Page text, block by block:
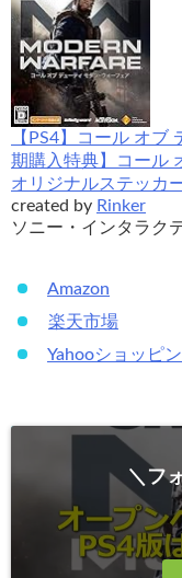
【PS4】コール オ
期購入特典】コール
オリジナルステッカ
created by Rinker
ソニー・インタラク
Amazon
楽天市場
Yahooショッピ
＼フ